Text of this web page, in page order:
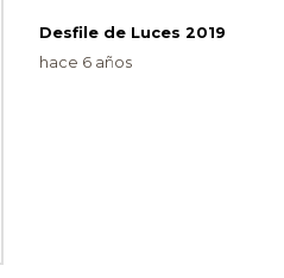
Desfile de Luces 2019
hace 6 años